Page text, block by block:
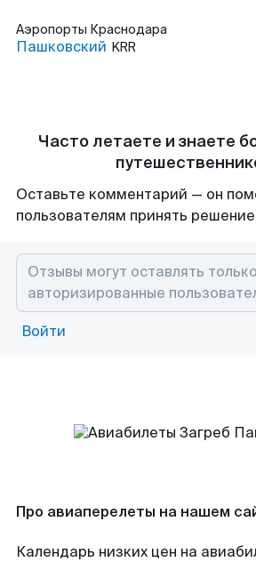
Аэропорты Краснодара
Пашковский KRR
Часто летаете и знаете
Оставьте комментарий — он
пользователям принять решение
Войти
Про авиаперелеты на нашем
Календарь низких цен на